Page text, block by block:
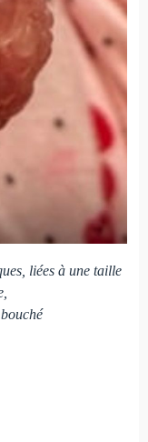
liées à une taille